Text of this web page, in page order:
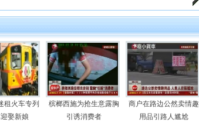
租火车专列
娶新娘
槟榔西施为抢生意露胸
引诱消费者
商户在路边公然卖情趣
用品引路人尴尬